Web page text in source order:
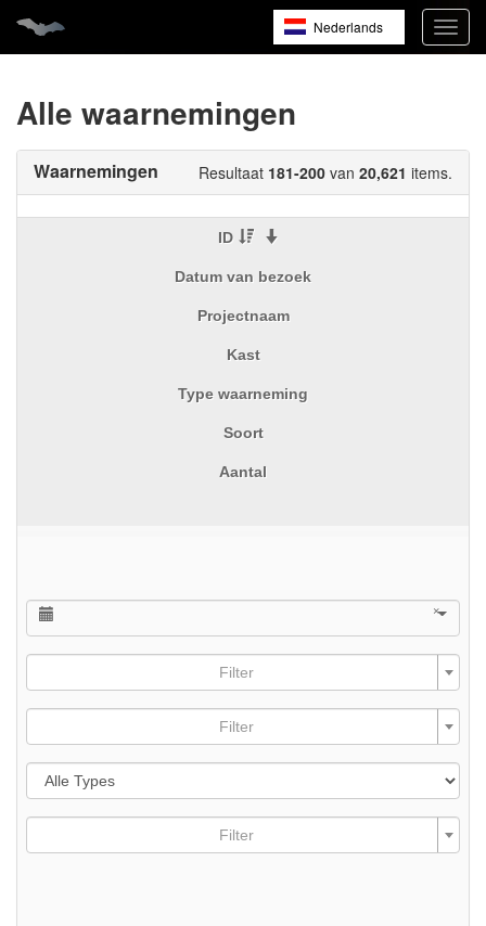
Nederlands
Alle waarnemingen
Resultaat 181-200 van 20,621 items.
Waarnemingen
ID
Datum van bezoek
Projectnaam
Kast
Type waarneming
Soort
Aantal
×
Filter
Filter
Filter